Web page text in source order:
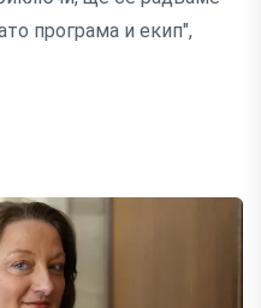
програма и екип",